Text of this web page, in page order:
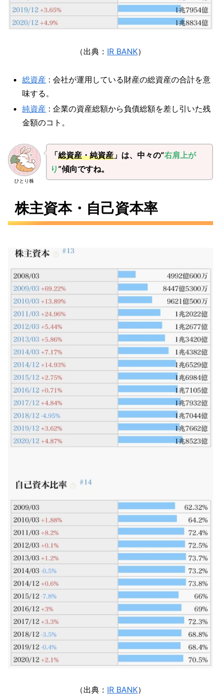
（出典： IR BANK）
総資産 : 会社が運用している財産の総資産の合計を意
味する。
純資産 : 企業の資産総額から負債総額を差し引いた残
金額のコト。
ひとり株
「総資産・純資産」は、中々の”右肩上が
り”傾向ですね。
株主資本・自己資本率
（出典： IR BANK）